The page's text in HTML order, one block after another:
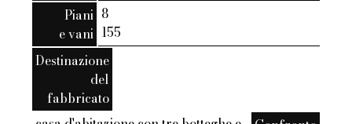
Piani
e vani
8
155
Destinazione
del
fabbricato